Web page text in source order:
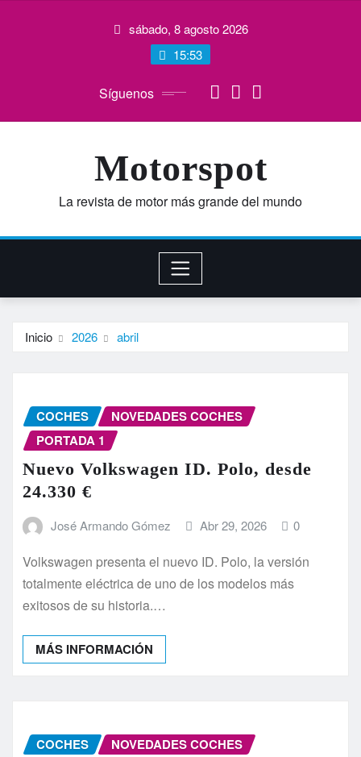
sábado, 8 agosto 2026
15:53
Síguenos
Motorspot
La revista de motor más grande del mundo
Inicio 2026 abril
COCHES
NOVEDADES COCHES
PORTADA 1
Nuevo Volkswagen ID. Polo, desde
24.330 €
José Armando Gómez Abr 29, 2026 0
Volkswagen presenta el nuevo ID. Polo, la versión
totalmente eléctrica de uno de los modelos más
exitosos de su historia.…
MÁS INFORMACIÓN
COCHES
NOVEDADES COCHES